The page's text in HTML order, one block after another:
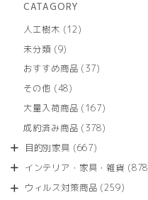
CATAGORY
人工樹木
1212
商
未分類 99
の
商
おすすめ商品 3737
商
その他 4848
の
商
大量入荷商品 167167
の
成約済み商品 378378
商
目的別家具 667667
の
商
インテリア・家具・雑貨 878
ウィルス対策商品 259259